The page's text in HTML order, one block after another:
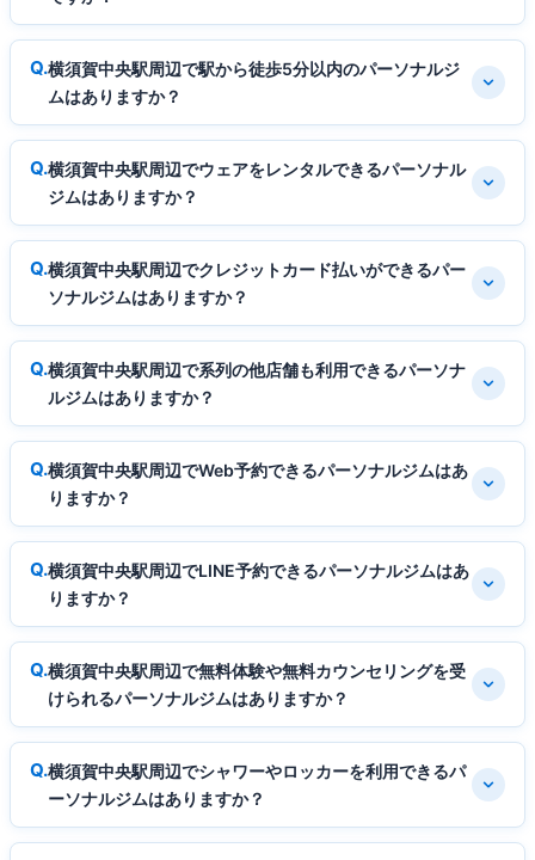
横須賀中央駅周辺で駅から徒歩5分以内のパーソナルジ
ムはありますか？
横須賀中央駅周辺でウェアをレンタルできるパーソナル
ジムはありますか？
横須賀中央駅周辺でクレジットカード払いができるパー
ソナルジムはありますか？
横須賀中央駅周辺で系列の他店舗も利用できるパーソナ
ルジムはありますか？
横須賀中央駅周辺でWeb予約できるパーソナルジムはあ
りますか？
横須賀中央駅周辺でLINE予約できるパーソナルジムはあ
りますか？
横須賀中央駅周辺で無料体験や無料カウンセリングを受
けられるパーソナルジムはありますか？
横須賀中央駅周辺でシャワーやロッカーを利用できるパ
ーソナルジムはありますか？